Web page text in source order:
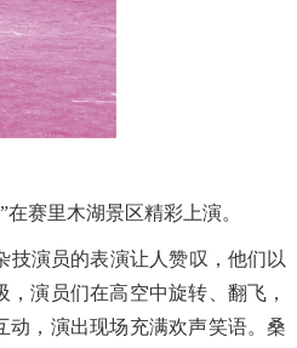
赛里木湖景区精彩上演。
演员的表演让人赞叹，他们以
演员们在高空中旋转、翻飞，
动，演出现场充满欢声笑语。桑